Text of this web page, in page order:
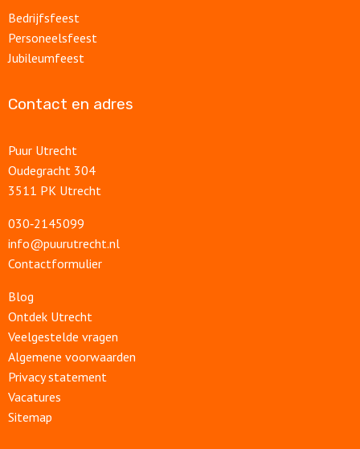
Bedrijfsfeest
Personeelsfeest
Jubileumfeest
Contact en adres
Puur Utrecht
Oudegracht 304
3511 PK Utrecht
030‑2145099
info@puurutrecht.nl
Contactformulier
Blog
Ontdek Utrecht
Veelgestelde vragen
Algemene voorwaarden
Privacy statement
Vacatures
Sitemap